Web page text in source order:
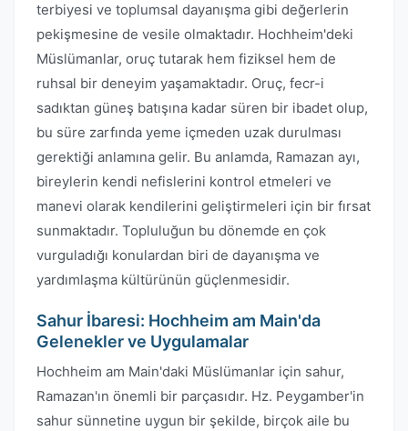
terbiyesi ve toplumsal dayanışma gibi değerlerin
pekişmesine de vesile olmaktadır. Hochheim'deki
Müslümanlar, oruç tutarak hem fiziksel hem de
ruhsal bir deneyim yaşamaktadır. Oruç, fecr-i
sadıktan güneş batışına kadar süren bir ibadet olup,
bu süre zarfında yeme içmeden uzak durulması
gerektiği anlamına gelir. Bu anlamda, Ramazan ayı,
bireylerin kendi nefislerini kontrol etmeleri ve
manevi olarak kendilerini geliştirmeleri için bir fırsat
sunmaktadır. Topluluğun bu dönemde en çok
vurguladığı konulardan biri de dayanışma ve
yardımlaşma kültürünün güçlenmesidir.
Sahur İbaresi: Hochheim am Main'da
Gelenekler ve Uygulamalar
Hochheim am Main'daki Müslümanlar için sahur,
Ramazan'ın önemli bir parçasıdır. Hz. Peygamber'in
sahur sünnetine uygun bir şekilde, birçok aile bu